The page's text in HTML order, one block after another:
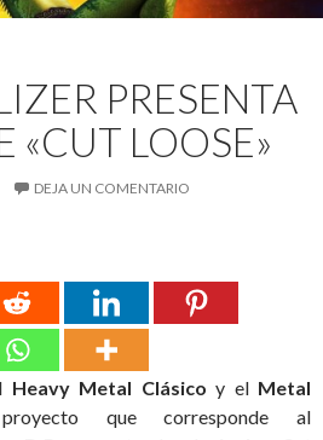
PRESENTA
«CUT LOOSE»
DEJA UN COMENTARIO
Heavy Metal Clásico y el Metal
que corresponde al